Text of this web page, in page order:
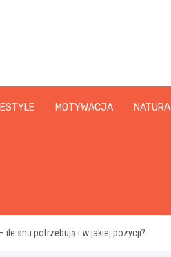
MOTYWACJA NATURA
ile snu potrzebują i w jakiej pozycji?